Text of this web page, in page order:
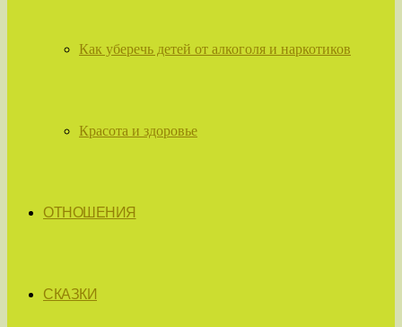
Как уберечь детей от алкоголя и наркотиков
Красота и здоровье
ОТНОШЕНИЯ
СКАЗКИ